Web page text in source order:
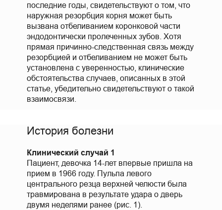
последние годы, свидетельствуют о том, что
наружная резорбция корня может быть
вызвана отбеливанием коронковой части
эндодонтически пролеченных зубов. Хотя
прямая причинно-следственная связь между
резорбцией и отбеливанием не может быть
установлена с уверенностью, клинические
обстоятельства случаев, описанных в этой
статье, убедительно свидетельствуют о такой
взаимосвязи.
История болезни
Клинический случай 1
Пациент, девочка 14-лет впервые пришла на
прием в 1966 году. Пульпа левого
центрального резца верхней челюсти была
травмирована в результате удара о дверь
двумя неделями ранее (рис. 1).